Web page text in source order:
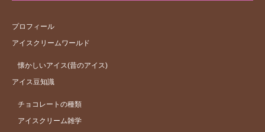
プロフィール
アイスクリームワールド
懐かしいアイス(昔のアイス)
アイス豆知識
チョコレートの種類
アイスクリーム雑学